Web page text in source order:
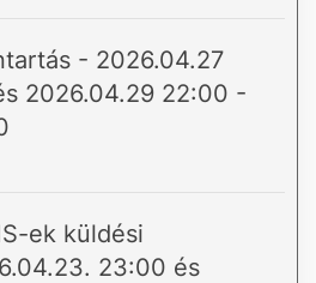
- 2026.04.27
2026.04.29 22:00 -
ek küldési
23:00 és